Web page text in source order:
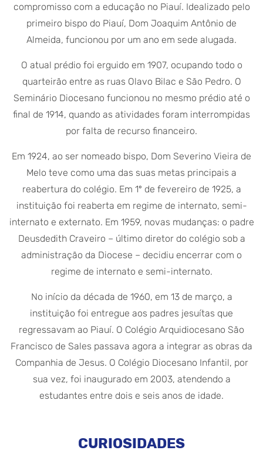
compromisso com a educação no Piauí. Idealizado pelo
primeiro bispo do Piauí, Dom Joaquim Antônio de
Almeida, funcionou por um ano em sede alugada.
O atual prédio foi erguido em 1907, ocupando todo o
quarteirão entre as ruas Olavo Bilac e São Pedro. O
Seminário Diocesano funcionou no mesmo prédio até o
final de 1914, quando as atividades foram interrompidas
por falta de recurso financeiro.
Em 1924, ao ser nomeado bispo, Dom Severino Vieira de
Melo teve como uma das suas metas principais a
reabertura do colégio. Em 1º de fevereiro de 1925, a
instituição foi reaberta em regime de internato, semi-
internato e externato. Em 1959, novas mudanças: o padre
Deusdedith Craveiro – último diretor do colégio sob a
administração da Diocese – decidiu encerrar com o
regime de internato e semi-internato.
No início da década de 1960, em 13 de março, a
instituição foi entregue aos padres jesuítas que
regressavam ao Piauí. O Colégio Arquidiocesano São
Francisco de Sales passava agora a integrar as obras da
Companhia de Jesus. O Colégio Diocesano Infantil, por
sua vez, foi inaugurado em 2003, atendendo a
estudantes entre dois e seis anos de idade.
CURIOSIDADES